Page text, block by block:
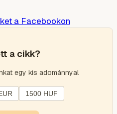
a Facebookon
a cikk?
egy kis adománnyal
1500 HUF